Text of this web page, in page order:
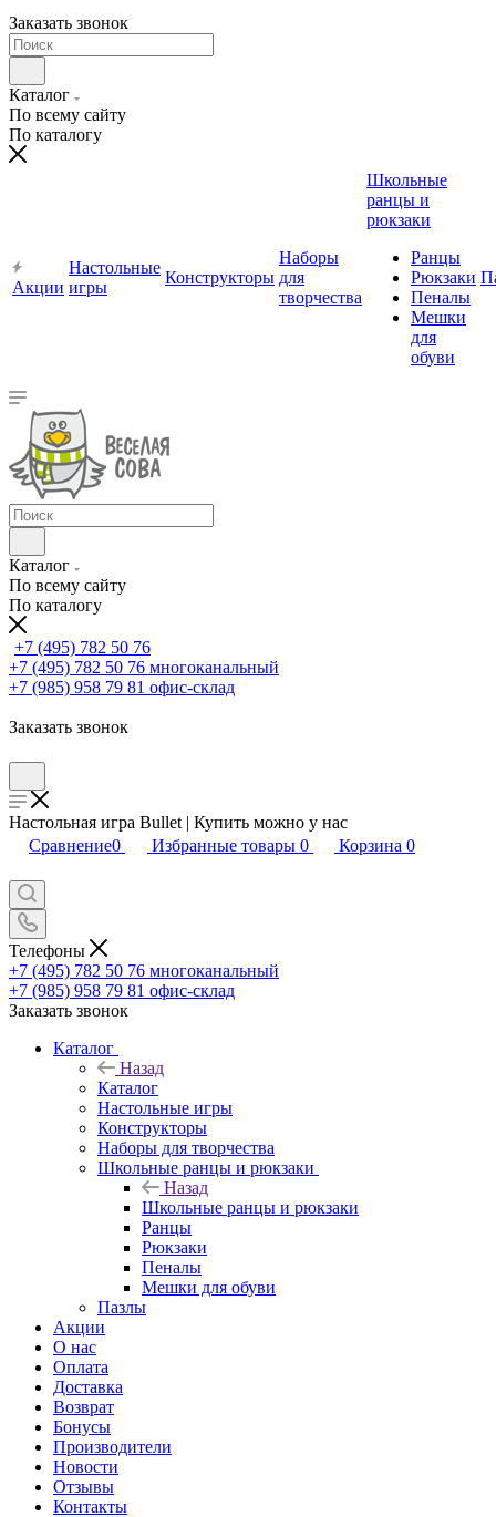
Заказать звонок
Каталог
По всему сайту
По каталогу
Акции
Настольные
игры
Конструкторы
Наборы
для
творчества
Школьные
ранцы и
рюкзаки
Ранцы
Рюкзаки
Пеналы
Мешки
для
обуви
Каталог
По всему сайту
По каталогу
+7 (495) 782 50 76
+7 (495) 782 50 76 многоканальный
+7 (985) 958 79 81 офис-склад
Заказать звонок
Настольная игра Bullet | Купить можно у нас
Сравнение0 Избранные товары 0 Корзина 0
Телефоны
+7 (495) 782 50 76 многоканальный
+7 (985) 958 79 81 офис-склад
Заказать звонок
Каталог
Назад
Каталог
Настольные игры
Конструкторы
Наборы для творчества
Школьные ранцы и рюкзаки
Назад
Школьные ранцы и рюкзаки
Ранцы
Рюкзаки
Пеналы
Мешки для обуви
Пазлы
Акции
О нас
Оплата
Доставка
Возврат
Бонусы
Производители
Новости
Отзывы
Контакты